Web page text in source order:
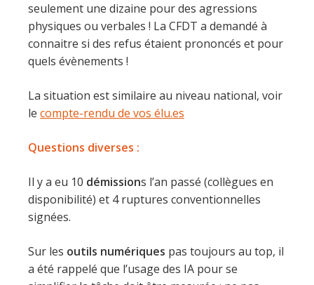
seulement une dizaine pour des agressions
physiques ou verbales ! La CFDT a demandé à
connaitre si des refus étaient prononcés et pour
quels évènements !
La situation est similaire au niveau national, voir
le compte-rendu de vos élu.es
Questions diverses :
Il y a eu 10 démissions l’an passé (collègues en
disponibilité) et 4 ruptures conventionnelles
signées.
Sur les outils numériques pas toujours au top, il
a été rappelé que l’usage des IA pour se